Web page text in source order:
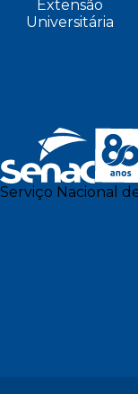
Extensão
Universitária
Serviço Nacional